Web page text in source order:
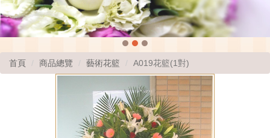
首頁 商品總覽 藝術花籃 A019花籃(1對)